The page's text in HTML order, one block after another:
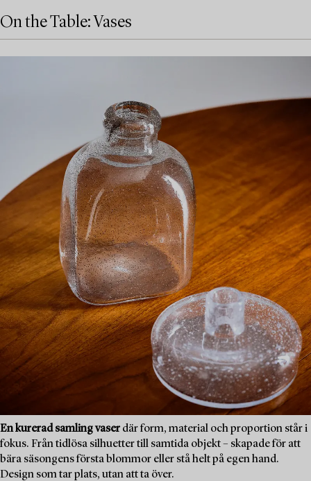
On the Table: Vases
En kurerad samling vaser där form, material och proportion står i
fokus. Från tidlösa silhuetter till samtida objekt – skapade för att
bära säsongens första blommor eller stå helt på egen hand.
Design som tar plats, utan att ta över.